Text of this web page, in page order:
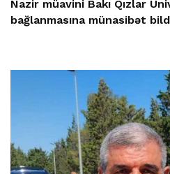
Nazir müavini Bakı Qızlar
bağlanmasına münasibət